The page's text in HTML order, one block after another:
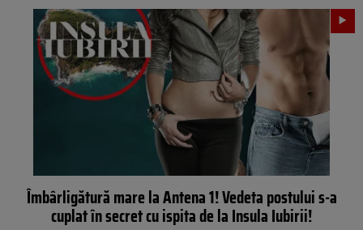
Îmbârligătură mare la Antena 1! Vedeta postului s-a
cuplat în secret cu ispita de la Insula Iubirii!